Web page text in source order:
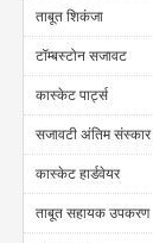
ताबूत शिकंजा
टॉम्बस्टोन सजावट
कास्केट पार्ट्स
सजावटी अंतिम
कास्केट हार्डवेयर
ताबूत सहायक उपकरण